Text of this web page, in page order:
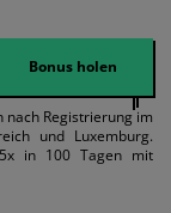
Bonus holen
Registrierung im
und Luxemburg.
5x in 100 Tagen mit
Lizenziert; Hilfe bei